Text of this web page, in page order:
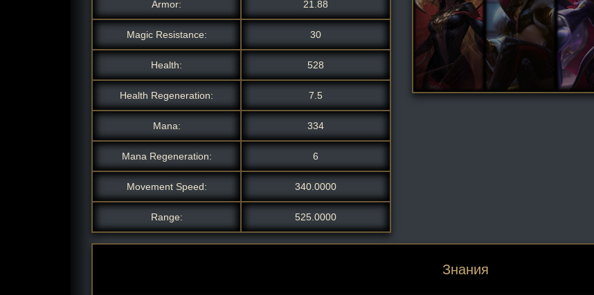
Armor: 21.88
Magic Resistance: 30
Health: 528
Health Regeneration: 7.5
Mana: 334
Mana Regeneration: 6
Movement Speed: 340.0000
Range: 525.0000
Знания